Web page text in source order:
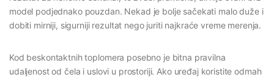
model podjednako pouzdan. Nekad je bolje sačekati malo duže i
dobiti mirniji, sigurniji rezultat nego juriti najkraće vreme merenja.
Kod beskontaktnih toplomera posebno je bitna pravilna
udaljenost od čela i uslovi u prostoriji. Ako uređaj koristite odmah